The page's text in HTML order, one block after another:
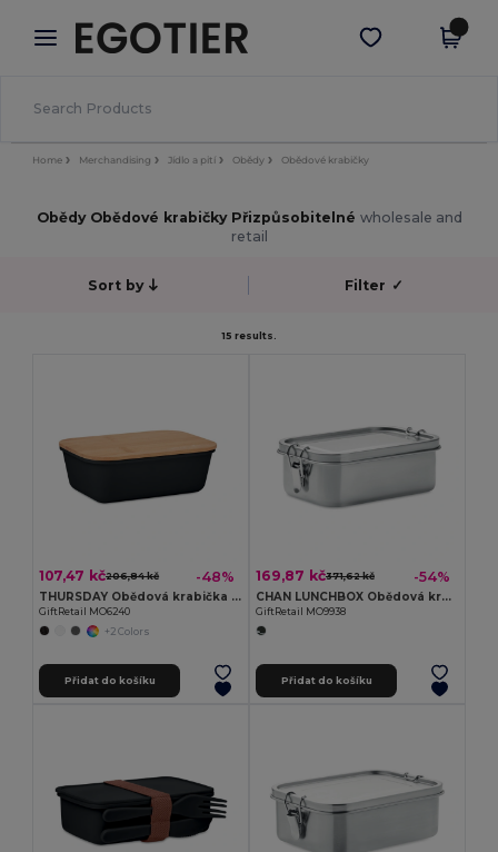
× Aplikace Egotier
Lepší ceny v aplikaci!
Stáhnout app
Home Merchandising Jídlo a pití Obědy Obědové krabičky
Obědy Obědové krabičky Přizpůsobitelné wholesale and
retail
Sort by Filter ✓
15 results.
107,47 kč206,84 kč -48%
THURSDAY Obědová krabička s bambusem
GiftRetail MO6240
+2 Colors
Přidat do košíku
169,87 kč371,62 kč -54%
CHAN LUNCHBOX Obědová krabička z nerezu
GiftRetail MO9938
Přidat do košíku